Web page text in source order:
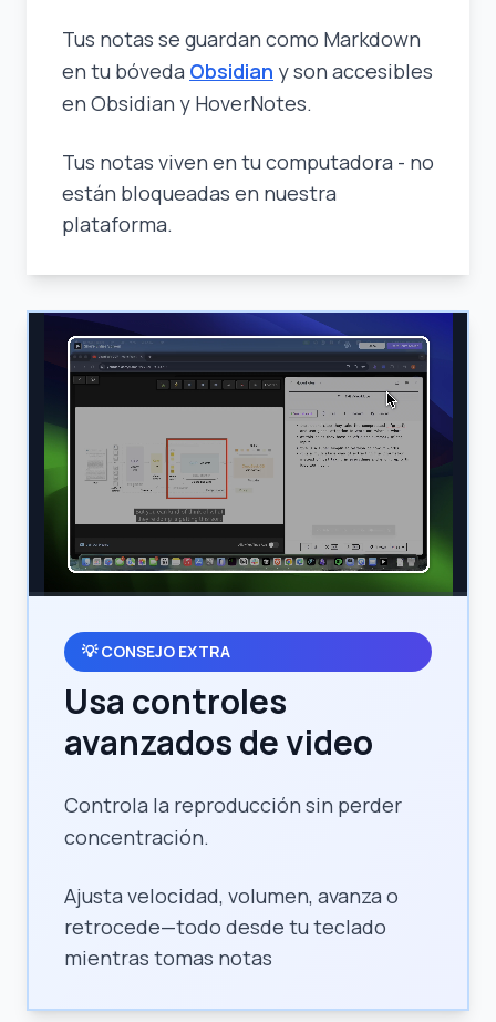
Tus notas se guardan como Markdown
en tu bóveda Obsidian y son accesibles
en Obsidian y HoverNotes.
Tus notas viven en tu computadora - no
están bloqueadas en nuestra
plataforma.
💡CONSEJO EXTRA
Usa controles
avanzados de video
Controla la reproducción sin perder
concentración.
Ajusta velocidad, volumen, avanza o
retrocede—todo desde tu teclado
mientras tomas notas